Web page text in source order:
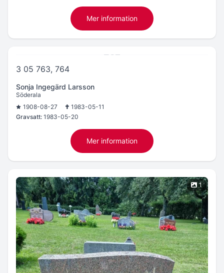
Mer information
3 05 763, 764
Sonja Ingegärd Larsson
Söderala
1908-08-27
1983-05-11
Gravsatt: 1983-05-20
Mer information
1